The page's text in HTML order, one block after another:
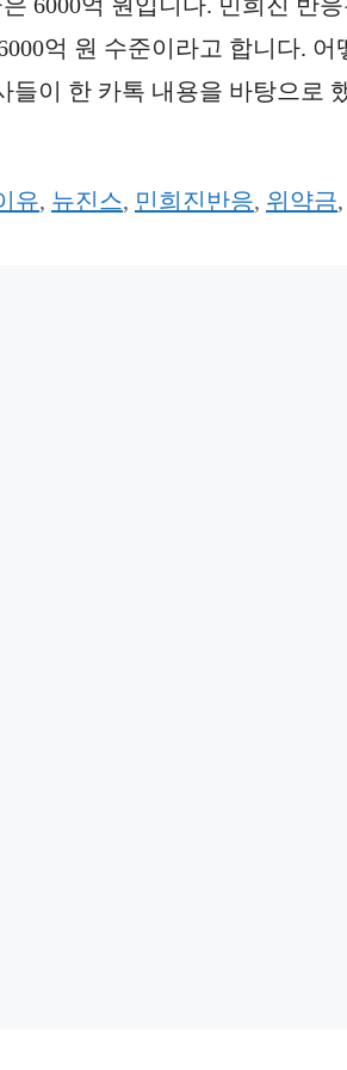
6000억 원입니다. 민희진 반
억 원 수준이라고 합니다. 어
들이 한 카톡 내용을 바탕으로
유, 뉴진스, 민희진반응, 위약금,